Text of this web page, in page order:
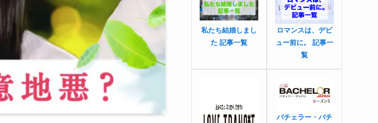
私たち結婚しまし
た 記事一覧
ロマンスは、デビ
ュー前に。 記事一
覧
バチェラー・バチ